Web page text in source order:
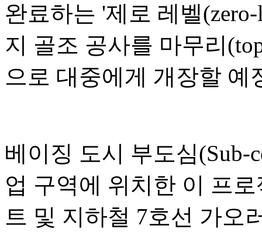
완료하는 '제로 레벨
지 골조 공사를 마무리
으로 대중에게 개장할 예
베이징 도시 부도심(Sub-
업 구역에 위치한 이 프
트 및 지하철 7호선 가오